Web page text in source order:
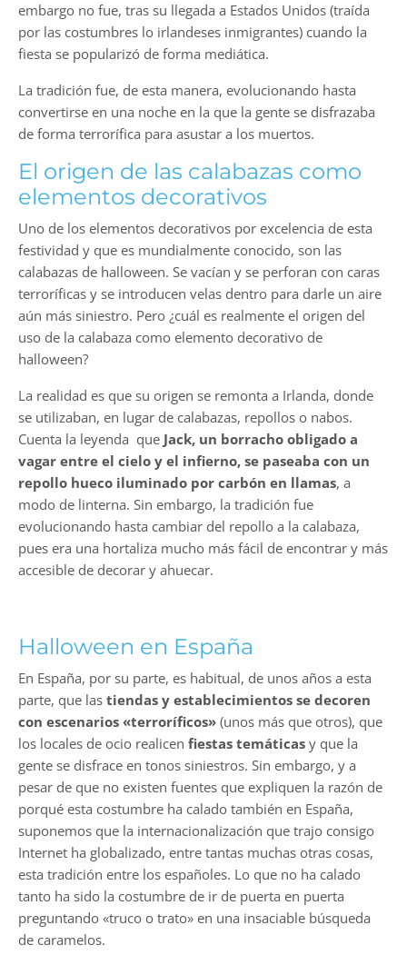
embargo no fue, tras su llegada a Estados Unidos (traída
por las costumbres lo irlandeses inmigrantes) cuando la
fiesta se popularizó de forma mediática.
La tradición fue, de esta manera, evolucionando hasta
convertirse en una noche en la que la gente se disfrazaba
de forma terrorífica para asustar a los muertos.
El origen de las calabazas como
elementos decorativos
Uno de los elementos decorativos por excelencia de esta
festividad y que es mundialmente conocido, son las
calabazas de halloween. Se vacían y se perforan con caras
terroríficas y se introducen velas dentro para darle un aire
aún más siniestro. Pero ¿cuál es realmente el origen del
uso de la calabaza como elemento decorativo de
halloween?
La realidad es que su origen se remonta a Irlanda, donde
se utilizaban, en lugar de calabazas, repollos o nabos.
Cuenta la leyenda que Jack, un borracho obligado a
vagar entre el cielo y el infierno, se paseaba con un
repollo hueco iluminado por carbón en llamas, a
modo de linterna. Sin embargo, la tradición fue
evolucionando hasta cambiar del repollo a la calabaza,
pues era una hortaliza mucho más fácil de encontrar y más
accesible de decorar y ahuecar.
Halloween en España
En España, por su parte, es habitual, de unos años a esta
parte, que las tiendas y establecimientos se decoren
con escenarios «terroríficos» (unos más que otros), que
los locales de ocio realicen fiestas temáticas y que la
gente se disfrace en tonos siniestros. Sin embargo, y a
pesar de que no existen fuentes que expliquen la razón de
porqué esta costumbre ha calado también en España,
suponemos que la internacionalización que trajo consigo
Internet ha globalizado, entre tantas muchas otras cosas,
esta tradición entre los españoles. Lo que no ha calado
tanto ha sido la costumbre de ir de puerta en puerta
preguntando «truco o trato» en una insaciable búsqueda
de caramelos.